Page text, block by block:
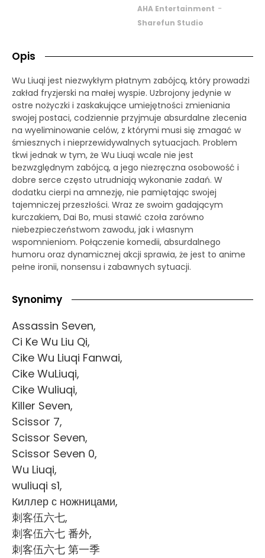
AHA Entertainment -
Sharefun Studio
Opis
Wu Liuqi jest niezwykłym płatnym zabójcą, który prowadzi
zakład fryzjerski na małej wyspie. Uzbrojony jedynie w
ostre nożyczki i zaskakujące umiejętności zmieniania
swojej postaci, codziennie przyjmuje absurdalne zlecenia
na wyeliminowanie celów, z którymi musi się zmagać w
śmiesznych i nieprzewidywalnych sytuacjach. Problem
tkwi jednak w tym, że Wu Liuqi wcale nie jest
bezwzględnym zabójcą, a jego niezręczna osobowość i
dobre serce często utrudniają wykonanie zadań. W
dodatku cierpi na amnezję, nie pamiętając swojej
tajemniczej przeszłości. Wraz ze swoim gadającym
kurczakiem, Dai Bo, musi stawić czoła zarówno
niebezpieczeństwom zawodu, jak i własnym
wspomnieniom. Połączenie komedii, absurdalnego
humoru oraz dynamicznej akcji sprawia, że jest to anime
pełne ironii, nonsensu i zabawnych sytuacji.
Synonimy
Assassin Seven,
Ci Ke Wu Liu Qi,
Cike Wu Liuqi Fanwai,
Cike WuLiuqi,
Cike Wuliuqi,
Killer Seven,
Scissor 7,
Scissor Seven,
Scissor Seven 0,
Wu Liuqi,
wuliuqi s1,
Киллер с ножницами,
刺客伍六七,
刺客伍六七 番外,
刺客伍六七 第一季